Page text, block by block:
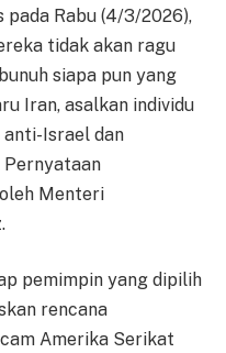
pada Rabu (4/3/2026),
tidak akan ragu
siapa pun yang
Iran, asalkan individu
Israel dan
Menteri
pemimpin yang dipilih
rencana
Amerika Serikat